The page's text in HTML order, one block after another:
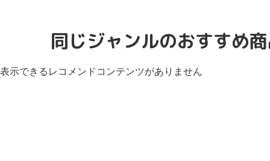
同じジャンルのおすすめ
表示できるレコメンドコンテンツがありません